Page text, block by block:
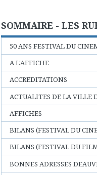
SOMMAIRE - LES
50 ANS FESTIVAL DU
A L'AFFICHE
ACCREDITATIONS
ACTUALITES DE LA VILLE
AFFICHES
BILANS (FESTIVAL DU
BILANS (FESTIVAL DU
BONNES ADRESSES